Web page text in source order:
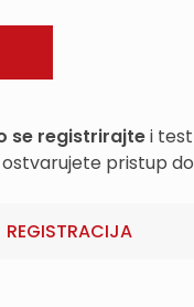
se registrirajtei
pristup
REGISTRACIJA